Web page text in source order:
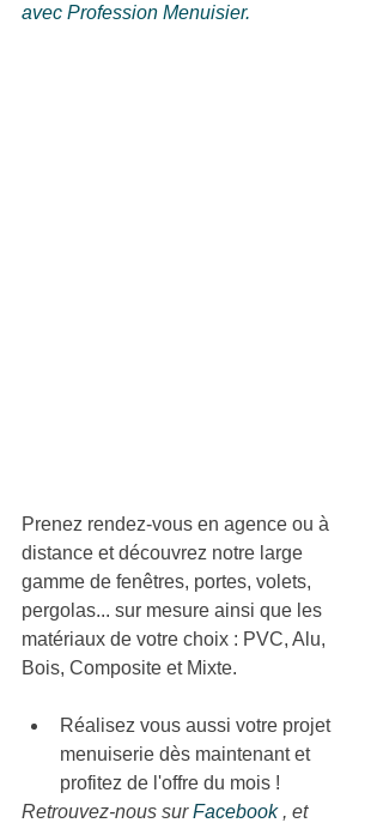
avec Profession Menuisier.
Prenez rendez-vous en agence ou à
distance et découvrez notre large
gamme de fenêtres, portes, volets,
pergolas... sur mesure ainsi que les
matériaux de votre choix : PVC, Alu,
Bois, Composite et Mixte.
Réalisez vous aussi votre projet
menuiserie dès maintenant et
profitez de l'offre du mois !
Retrouvez-nous sur Facebook , et